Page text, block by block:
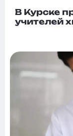
В Курске
учителей